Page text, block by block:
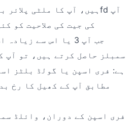
کی جیت کی صلاحیت کو
سمبلز حاصل کرتے ہیں، تو آپ
ہے: فری اسپن یا گولڈ بلٹز